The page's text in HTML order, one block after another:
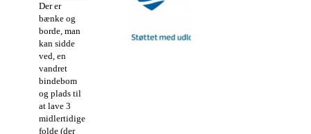
Der er
bænke og
borde, man
kan sidde
ved, en
vandret
bindebom
og plads til
at lave 3
midlertidige
folde (der